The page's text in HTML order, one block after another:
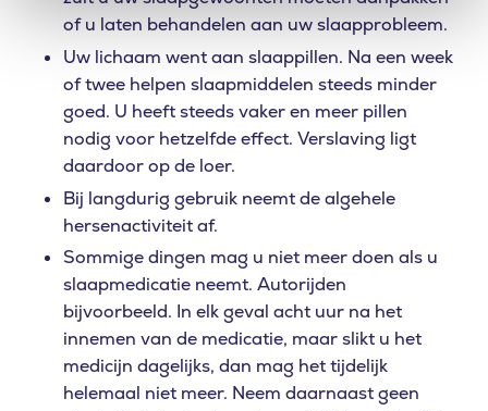
of u laten behandelen aan uw slaapprobleem.
Uw lichaam went aan slaappillen. Na een week
of twee helpen slaapmiddelen steeds minder
goed. U heeft steeds vaker en meer pillen
nodig voor hetzelfde effect. Verslaving ligt
daardoor op de loer.
Bij langdurig gebruik neemt de algehele
hersenactiviteit af.
Sommige dingen mag u niet meer doen als u
slaapmedicatie neemt. Autorijden
bijvoorbeeld. In elk geval acht uur na het
innemen van de medicatie, maar slikt u het
medicijn dagelijks, dan mag het tijdelijk
helemaal niet meer. Neem daarnaast geen